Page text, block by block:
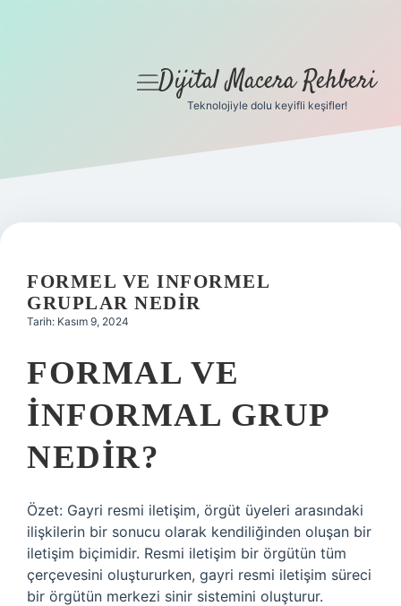
Gizlilik Politikası
Yasal Uyarı
menüyü
Dijital Macera Rehberi
Teknolojiyle dolu keyifli keşifler!
FORMEL VE INFORMEL
GRUPLAR NEDIR
Tarih: Kasım 9, 2024
FORMAL VE
INFORMAL GRUP
NEDIR?
Özet: Gayri resmi iletişim, örgüt üyeleri arasındaki
ilişkilerin bir sonucu olarak kendiliğinden oluşan bir
iletişim biçimidir. Resmi iletişim bir örgütün tüm
çerçevesini oluştururken, gayri resmi iletişim süreci
bir örgütün merkezi sinir sistemini oluşturur.